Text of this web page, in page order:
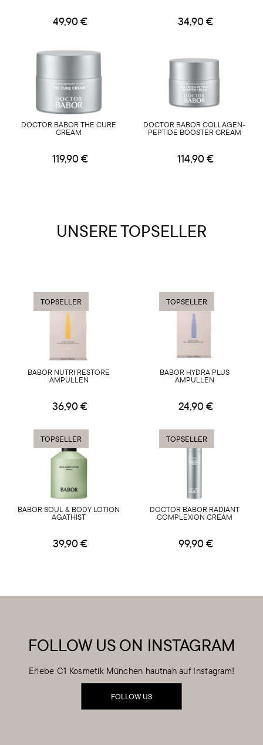
49,90 € 34,90 €
DOCTOR BABOR THE CURE
CREAM
119,90 €
DOCTOR BABOR COLLAGEN-
PEPTIDE BOOSTER CREAM
114,90 €
UNSERE TOPSELLER
TOPSELLER
BABOR NUTRI RESTORE
AMPULLEN
36,90 €
TOPSELLER
BABOR HYDRA PLUS
AMPULLEN
24,90 €
TOPSELLER
BABOR SOUL & BODY LOTION
AGATHIST
39,90 €
TOPSELLER
DOCTOR BABOR RADIANT
COMPLEXION CREAM
99,90 €
FOLLOW US ON INSTAGRAM
Erlebe C1 Kosmetik München hautnah auf Instagram!
FOLLOW US